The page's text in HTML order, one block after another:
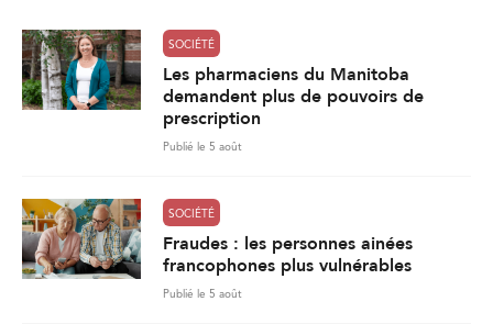
SOCIÉTÉ
Les pharmaciens du Manitoba
demandent plus de pouvoirs de
prescription
Publié le 5 août
SOCIÉTÉ
Fraudes : les personnes ainées
francophones plus vulnérables
Publié le 5 août